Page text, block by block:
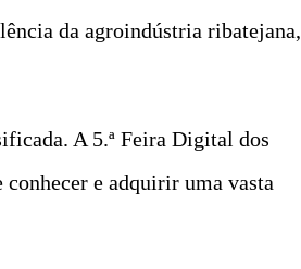
da agroindústria ribatejana,
A 5.ª Feira Digital dos
e adquirir uma vasta